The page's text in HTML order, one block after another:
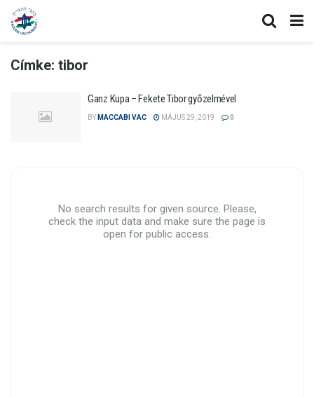
Címke: tibor
Ganz Kupa – Fekete Tibor győzelmével
BY MACCABI VAC MÁJUS 29, 2019 0
No search results for given source. Please,
check the input data and make sure the page is
open for public access.